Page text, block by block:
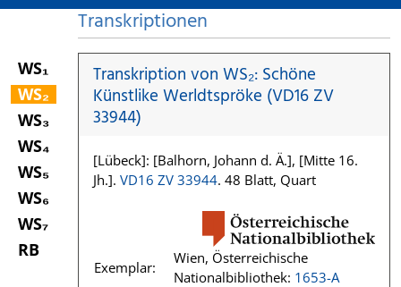
WS₁
WS₂
WS₃
WS₄
WS₅
WS₆
WS₇
RB
Transkriptionen
Transkription von WS₂: Schöne
Künstlike Werldtspröke (VD16 ZV
33944)
[Lübeck]: [Balhorn, Johann d. Ä.], [Mitte 16.
Jh.]. VD16 ZV 33944. 48 Blatt, Quart
Exemplar:
Wien, Österreichische
Nationalbibliothek: 1653-A